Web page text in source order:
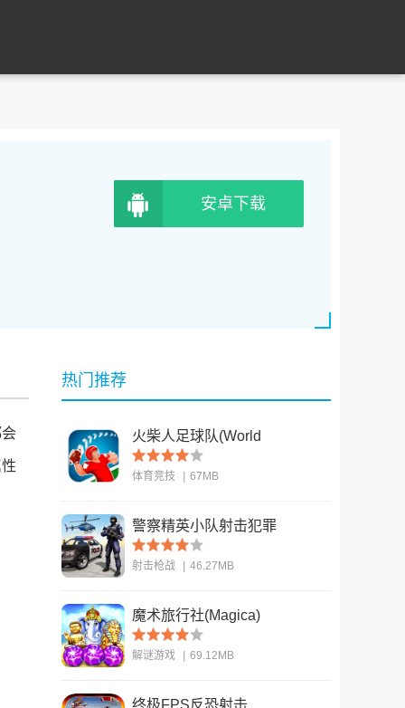
安卓下载
热门推荐
火柴人足球队(World
Cup - Stickman
Soccer)
体育竞技 67MB
警察精英小队射击犯罪
(US Police Fps
Shooter)
射击枪战 46.27MB
魔术旅行社(Magica)
解谜游戏 69.12MB
终极FPS反恐射击